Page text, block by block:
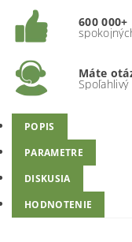
600 000+
Máte
Spoľahlivý
POPIS
PARAMETRE
DISKUSIA
HODNOTENIE